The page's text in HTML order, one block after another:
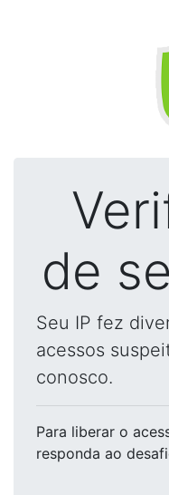
de
Seu IP fez
acessos
conosco.
Para liberar o
responda ao